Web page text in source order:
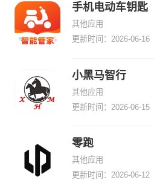
手机电动车钥匙
其他应用
更新时间：2026-06-16
小黑马智行
其他应用
更新时间：2026-06-15
零跑
其他应用
更新时间：2026-06-12